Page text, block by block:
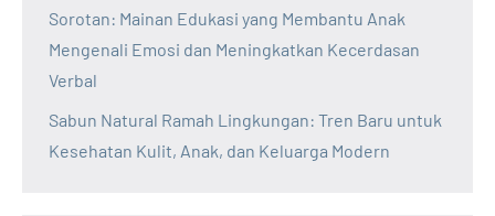
Sorotan: Mainan Edukasi yang Membantu Anak
Mengenali Emosi dan Meningkatkan Kecerdasan
Verbal
Sabun Natural Ramah Lingkungan: Tren Baru untuk
Kesehatan Kulit, Anak, dan Keluarga Modern